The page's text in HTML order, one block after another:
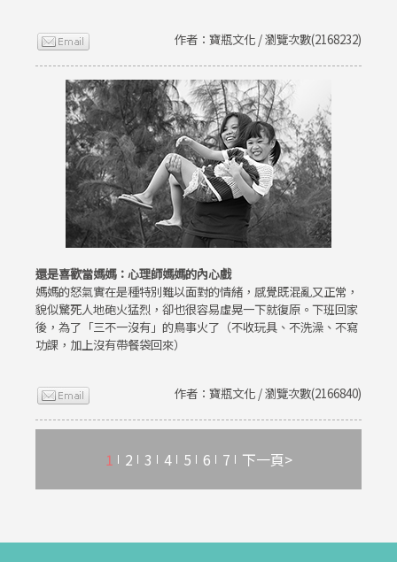
作者：寶瓶文化 / 瀏覽次數(2168232)
還是喜歡當媽媽：心理師媽媽的內心戲
媽媽的怒氣實在是種特別難以面對的情緒，感覺既混亂又正常，
貌似驚死人地砲火猛烈，卻也很容易虛晃一下就復原。下班回家
後，為了「三不一沒有」的鳥事火了（不收玩具、不洗澡、不寫
功課，加上沒有帶餐袋回來）
作者：寶瓶文化 / 瀏覽次數(2166840)
1 2 3 4 5 6 7 下一頁>